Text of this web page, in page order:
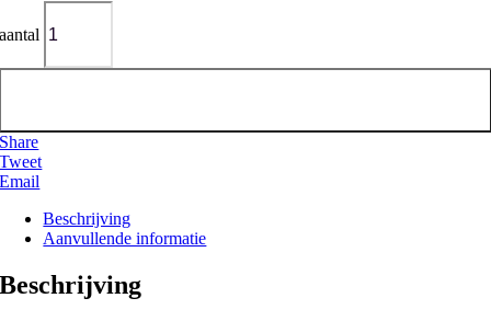
aantal
Share
Tweet
Email
Beschrijving
Aanvullende informatie
Beschrijving